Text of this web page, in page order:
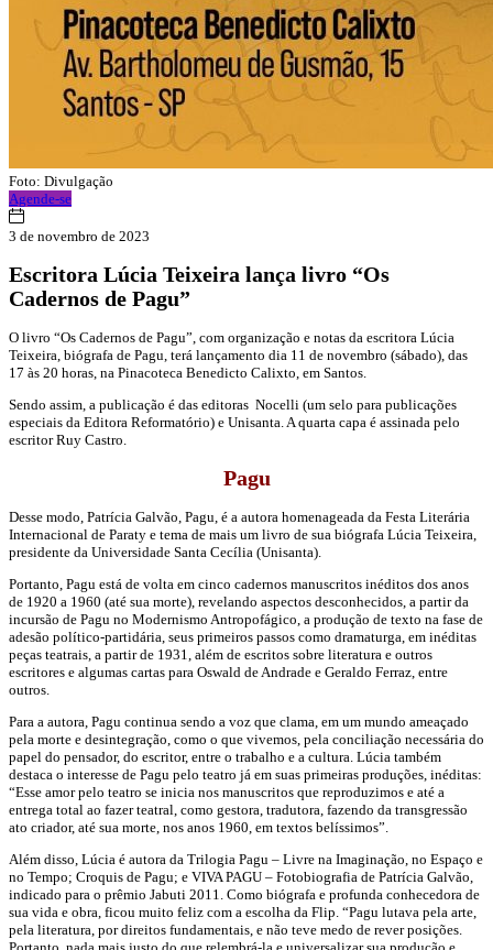
Foto: Divulgação
Agende-se
3 de novembro de 2023
Escritora Lúcia Teixeira lança livro “Os
Cadernos de Pagu”
O livro “Os Cadernos de Pagu”, com organização e notas da escritora Lúcia
Teixeira, biógrafa de Pagu, terá lançamento dia 11 de novembro (sábado), das
17 às 20 horas, na Pinacoteca Benedicto Calixto, em Santos.
Sendo assim, a publicação é das editoras Nocelli (um selo para publicações
especiais da Editora Reformatório) e Unisanta. A quarta capa é assinada pelo
escritor Ruy Castro.
Pagu
Desse modo, Patrícia Galvão, Pagu, é a autora homenageada da Festa Literária
Internacional de Paraty e tema de mais um livro de sua biógrafa Lúcia Teixeira,
presidente da Universidade Santa Cecília (Unisanta).
Portanto, Pagu está de volta em cinco cadernos manuscritos inéditos dos anos
de 1920 a 1960 (até sua morte), revelando aspectos desconhecidos, a partir da
incursão de Pagu no Modernismo Antropofágico, a produção de texto na fase de
adesão político-partidária, seus primeiros passos como dramaturga, em inéditas
peças teatrais, a partir de 1931, além de escritos sobre literatura e outros
escritores e algumas cartas para Oswald de Andrade e Geraldo Ferraz, entre
outros.
Para a autora, Pagu continua sendo a voz que clama, em um mundo ameaçado
pela morte e desintegração, como o que vivemos, pela conciliação necessária do
papel do pensador, do escritor, entre o trabalho e a cultura. Lúcia também
destaca o interesse de Pagu pelo teatro já em suas primeiras produções, inéditas:
“Esse amor pelo teatro se inicia nos manuscritos que reproduzimos e até a
entrega total ao fazer teatral, como gestora, tradutora, fazendo da transgressão
ato criador, até sua morte, nos anos 1960, em textos belíssimos”.
Além disso, Lúcia é autora da Trilogia Pagu – Livre na Imaginação, no Espaço e
no Tempo; Croquis de Pagu; e VIVA PAGU – Fotobiografia de Patrícia Galvão,
indicado para o prêmio Jabuti 2011. Como biógrafa e profunda conhecedora de
sua vida e obra, ficou muito feliz com a escolha da Flip. “Pagu lutava pela arte,
pela literatura, por direitos fundamentais, e não teve medo de rever posições.